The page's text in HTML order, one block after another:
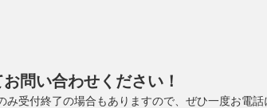
問い合わせください！
受付終了の場合もありますので、ぜひ一度お電話